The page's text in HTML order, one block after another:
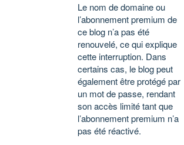
Le nom de domaine ou
l’abonnement premium de
ce blog n’a pas été
renouvelé, ce qui explique
cette interruption. Dans
certains cas, le blog peut
également être protégé par
un mot de passe, rendant
son accès limité tant que
l’abonnement premium n’a
pas été réactivé.